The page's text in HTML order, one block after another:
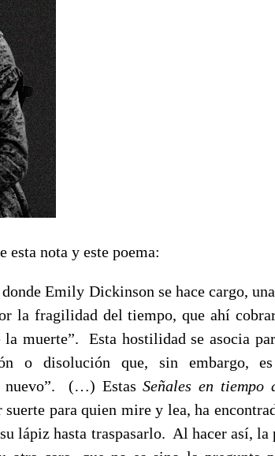
nota y este poema:
Emily Dickinson se hace cargo,
la fragilidad del tiempo, que ahí
la muerte”. Esta hostilidad se asocia
o disolución que, sin embargo,
nuevo”. (…) EstasSeñales en tiempo
para quien mire y lea, ha
lápiz hasta traspasarlo. Al hacer así, la